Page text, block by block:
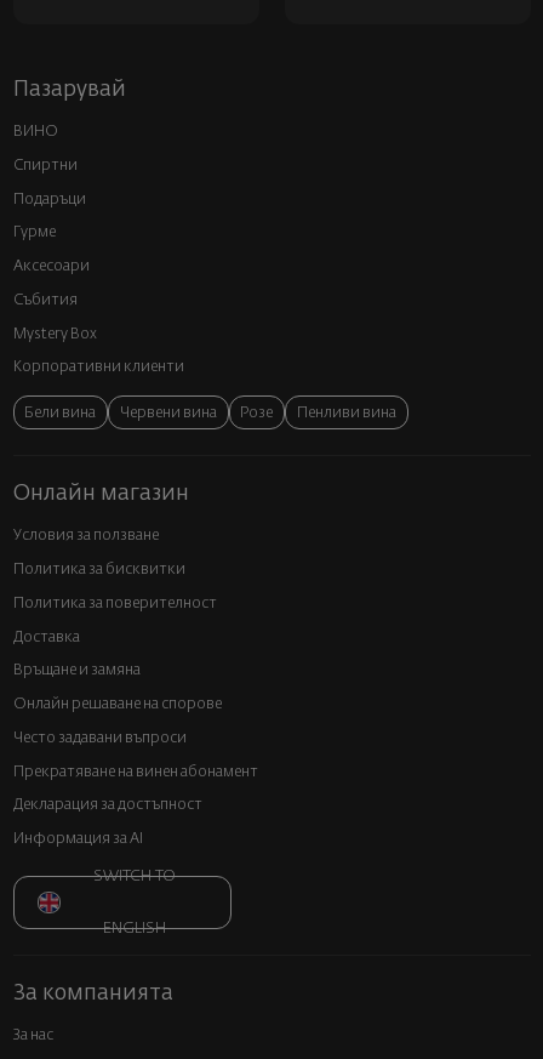
Пазарувай
ВИНО
Спиртни
Подаръци
Гурме
Аксесоари
Събития
Mystery Box
Корпоративни клиенти
Бели вина Червени вина Розе Пенливи вина
Онлайн магазин
Условия за ползване
Политика за бисквитки
Политика за поверителност
Доставка
Връщане и замяна
Онлайн решаване на спорове
Често задавани въпроси
Прекратяване на винен абонамент
Декларация за достъпност
Информация за AI
SWITCH TO
ENGLISH
За компанията
За нас